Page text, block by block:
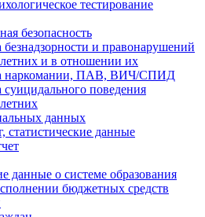
тестирование
безопасность
и правонарушений
и в отношении их
наркомании, ПАВ, ВИЧ/СПИД
поведения
данных
статистические данные
данные о системе образования
бюджетных средств